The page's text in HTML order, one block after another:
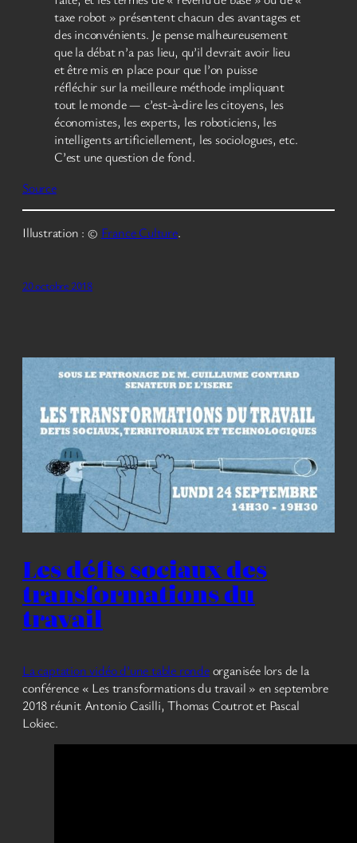
taxe robot » présentent chacun des avantages et
des inconvénients. Je pense malheureusement
que la débat n’a pas lieu, qu’il devrait avoir lieu
et être mis en place pour que l’on puisse
réfléchir sur la meilleure méthode impliquant
tout le monde — c’est-à-dire les citoyens, les
économistes, les experts, les roboticiens, les
intelligents artificiellement, les sociologues, etc.
C’est une question de fond.
Source
Illustration : © France Culture.
20 octobre 2018
Les défis sociaux des
transformations du
travail
La captation vidéo d’une table rondeorganisée lors de la
conférence « Les transformations du travail » en septembre
2018 réunit Antonio Casilli, Thomas Coutrot et Pascal
Lokiec.